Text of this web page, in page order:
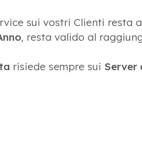
sui vostri Clienti resta
, resta valido al
risiede sempre sui Server